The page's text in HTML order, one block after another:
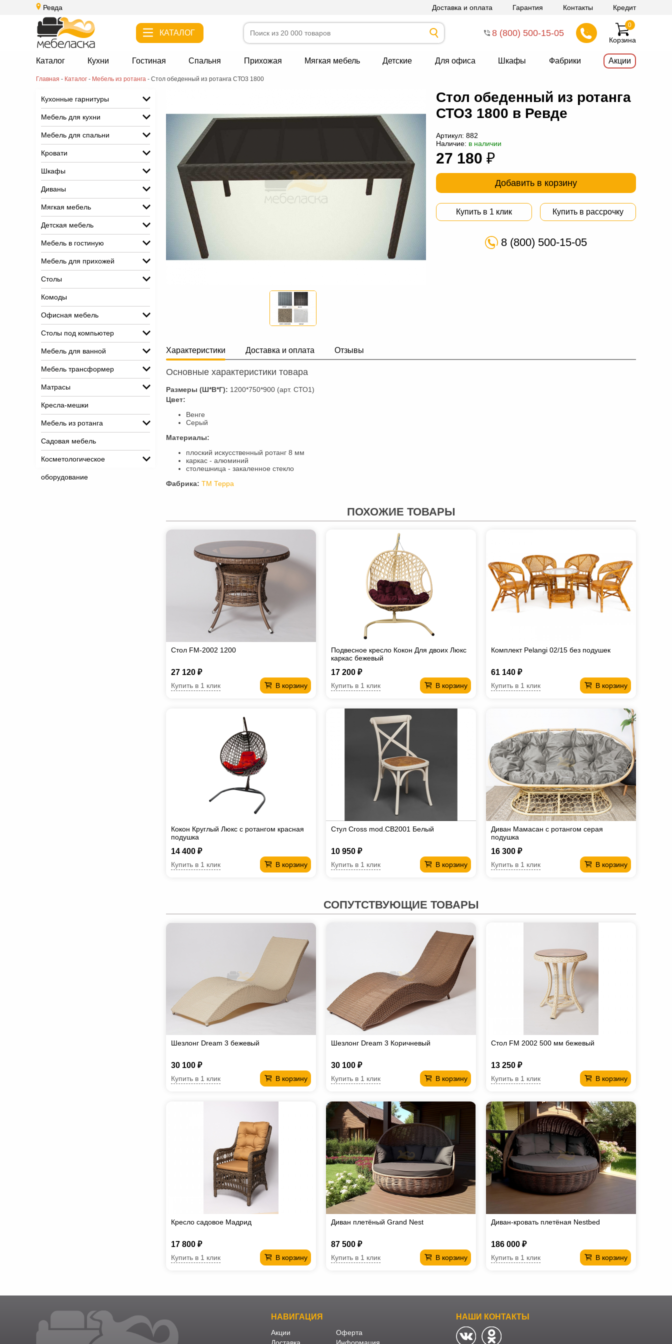
Ревда Доставка и оплата Гарантия Контакты Кредит
КАТАЛОГ 8 (800) 500-15-05
Корзина
0
Каталог Кухни Гостиная Спальня Прихожая Мягкая мебель Детские Для офиса Шкафы Фабрики Акции
Главная - Каталог - Мебель из ротанга - Стол обеденный из ротанга СТО3 1800
Кухонные гарнитуры
Мебель для кухни
Мебель для спальни
Кровати
Шкафы
Диваны
Мягкая мебель
Детская мебель
Мебель в гостиную
Мебель для прихожей
Столы
Комоды
Офисная мебель
Столы под компьютер
Мебель для ванной
Мебель трансформер
Матрасы
Кресла-мешки
Мебель из ротанга
Садовая мебель
Косметологическое
оборудование
Стол обеденный из ротанга
СТО3 1800 в Ревде
Артикул: 882
Наличие: в наличии
27 180 ₽
Добавить в корзину
Купить в 1 клик Купить в рассрочку
8 (800) 500-15-05
Характеристики Доставка и оплата Отзывы
Основные характеристики товара
Размеры (Ш*В*Г): 1200*750*900 (арт. СТО1)
Цвет:
Венге
Серый
Материалы:
плоский искусственный ротанг 8 мм
каркас - алюминий
столешница - закаленное стекло
Фабрика: ТМ Терра
ПОХОЖИЕ ТОВАРЫ
Стол FM-2002 1200
27 120 ₽
В корзину
Купить в 1 клик
Подвесное кресло Кокон Для двоих Люкс
каркас бежевый
17 200 ₽
В корзину
Купить в 1 клик
Комплект Pelangi 02/15 без подушек
61 140 ₽
В корзину
Купить в 1 клик
Кокон Круглый Люкс с ротангом красная
подушка
14 400 ₽
В корзину
Купить в 1 клик
Стул Cross mod.CB2001 Белый
10 950 ₽
В корзину
Купить в 1 клик
Диван Мамасан с ротангом серая
подушка
16 300 ₽
В корзину
Купить в 1 клик
СОПУТСТВУЮЩИЕ ТОВАРЫ
Шезлонг Dream 3 бежевый
30 100 ₽
В корзину
Купить в 1 клик
Шезлонг Dream 3 Коричневый
30 100 ₽
В корзину
Купить в 1 клик
Стол FM 2002 500 мм бежевый
13 250 ₽
В корзину
Купить в 1 клик
Кресло садовое Мадрид
17 800 ₽
В корзину
Купить в 1 клик
Диван плетёный Grand Nest
87 500 ₽
В корзину
Купить в 1 клик
Диван-кровать плетёная Nestbed
186 000 ₽
В корзину
Купить в 1 клик
НАВИГАЦИЯ
Акции
Оферта
НАШИ КОНТАКТЫ